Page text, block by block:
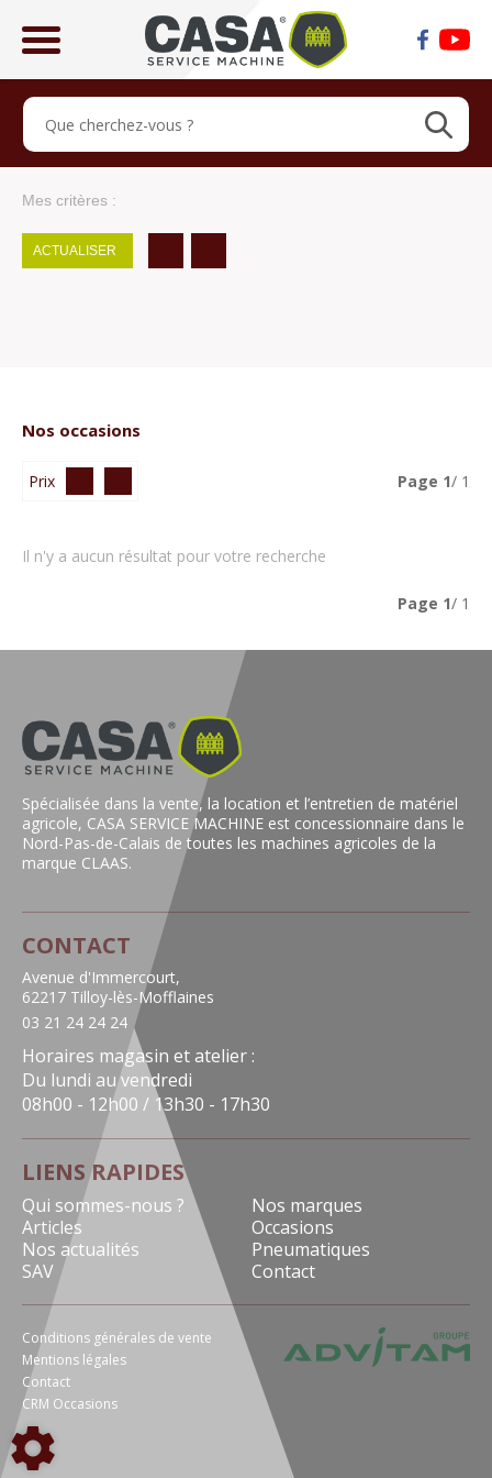
Mes critères :
ACTUALISER
Nos occasions
Prix Page 1/ 1
Il n'y a aucun résultat pour votre recherche
Page 1/ 1
Spécialisée dans la vente, la location et l’entretien de matériel
agricole, CASA SERVICE MACHINE est concessionnaire dans le
Nord-Pas-de-Calais de toutes les machines agricoles de la
marque CLAAS.
CONTACT
Avenue d'Immercourt,
62217 Tilloy-lès-Mofflaines
03 21 24 24 24
Horaires magasin et atelier :
Du lundi au vendredi
08h00 - 12h00 / 13h30 - 17h30
LIENS RAPIDES
Qui sommes-nous ?
Nos marques
Articles
Occasions
Nos actualités
Pneumatiques
SAV
Contact
Conditions générales de vente
Mentions légales
Contact
CRM Occasions